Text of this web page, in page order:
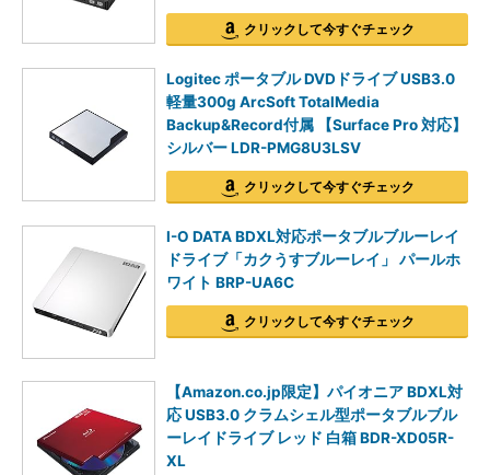
クリックして今すぐチェック
Logitec ポータブル DVDドライブ USB3.0
軽量300g ArcSoft TotalMedia
Backup&Record付属 【Surface Pro 対応】
シルバー LDR-PMG8U3LSV
クリックして今すぐチェック
I-O DATA BDXL対応ポータブルブルーレイ
ドライブ「カクうすブルーレイ」 パールホ
ワイト BRP-UA6C
クリックして今すぐチェック
【Amazon.co.jp限定】パイオニア BDXL対
応 USB3.0 クラムシェル型ポータブルブル
ーレイドライブ レッド 白箱 BDR-XD05R-
XL